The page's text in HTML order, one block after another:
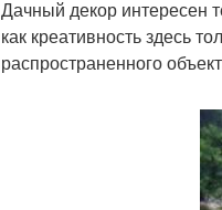
Дачный декор интересен
как креативность здесь
распространенного